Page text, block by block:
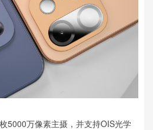
5000万像素主摄，并支持OIS光学